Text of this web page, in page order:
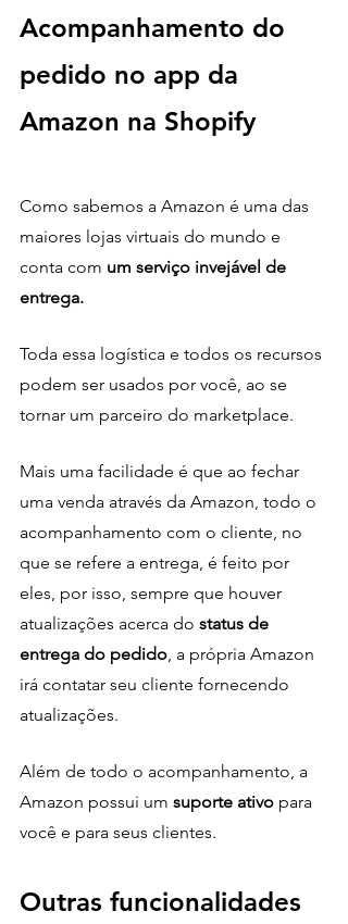
Acompanhamento do
pedido no app da
Amazon na Shopify
Como sabemos a Amazon é uma das
maiores lojas virtuais do mundo e
conta com um serviço invejável de
entrega.
Toda essa logística e todos os recursos
podem ser usados por você, ao se
tornar um parceiro do marketplace.
Mais uma facilidade é que ao fechar
uma venda através da Amazon, todo o
acompanhamento com o cliente, no
que se refere a entrega, é feito por
eles, por isso, sempre que houver
atualizações acerca do status de
entrega do pedido, a própria Amazon
irá contatar seu cliente fornecendo
atualizações.
Além de todo o acompanhamento, a
Amazon possui um suporte ativo para
você e para seus clientes.
Outras funcionalidades